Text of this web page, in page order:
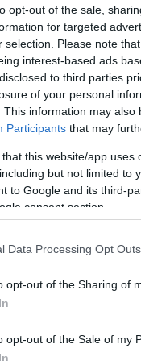
opt-out of the sale,
for targeted
selection. Please note
interest-based ads
to third parties
of your personal
This information may
Participants that may
that this website/app
but not limited to
to Google and its third-
consent section.
Data Processing Opt Outs
opt-out of the Sharing of
opt-out of the Sale of my
évadát kezdik
valakit, akiben
24-epizódokban is
fel: apja karmester,
szerepelt a
címén, több
István) vagy egy
– a sorozat